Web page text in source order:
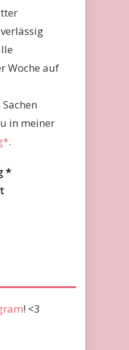
Woche auf
in meiner
.
*
! <3